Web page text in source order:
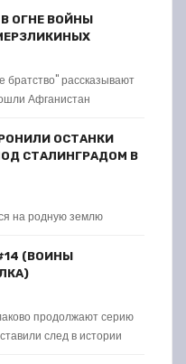
ОГНЕ ВОЙНЫ
братство" рассказывают
Афганистан
ОСТАНКИ
СТАЛИНГРАДОМ В
на родную землю
(ВОИНЫ
продолжают серию
след в истории